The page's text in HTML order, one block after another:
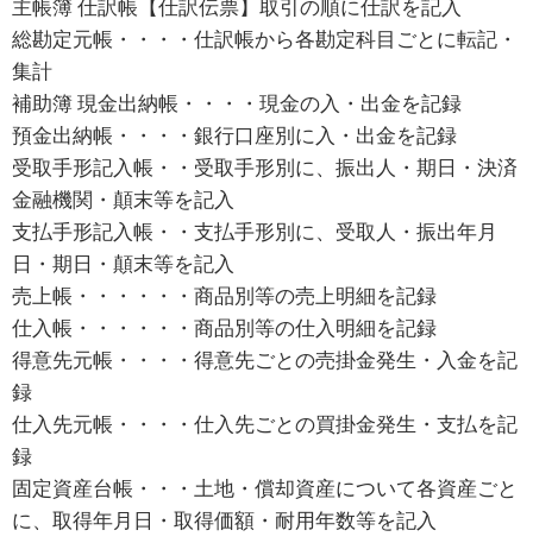
主帳簿 仕訳帳【仕訳伝票】取引の順に仕訳を記入
総勘定元帳・・・・仕訳帳から各勘定科目ごとに転記・
集計
補助簿 現金出納帳・・・・現金の入・出金を記録
預金出納帳・・・・銀行口座別に入・出金を記録
受取手形記入帳・・受取手形別に、振出人・期日・決済
金融機関・顛末等を記入
支払手形記入帳・・支払手形別に、受取人・振出年月
日・期日・顛末等を記入
売上帳・・・・・・商品別等の売上明細を記録
仕入帳・・・・・・商品別等の仕入明細を記録
得意先元帳・・・・得意先ごとの売掛金発生・入金を記
録
仕入先元帳・・・・仕入先ごとの買掛金発生・支払を記
録
固定資産台帳・・・土地・償却資産について各資産ごと
に、取得年月日・取得価額・耐用年数等を記入